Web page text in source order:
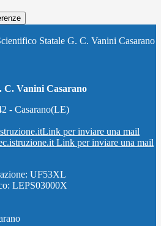
Statale G. C. Vanini Casarano
C. Vanini Casarano
- Casarano(LE)
Link per inviare una mail
Link per inviare una mail
UF53XL
LEPS03000X